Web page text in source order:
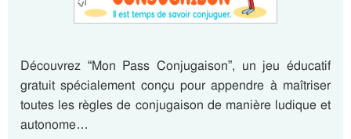
Découvrez “Mon Pass Conjugaison”, un jeu éducatif
gratuit spécialement conçu pour appendre à maîtriser
toutes les règles de conjugaison de manière ludique et
autonome…